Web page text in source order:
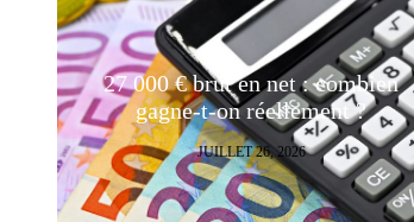
27 000 € brut en net : combien
gagne-t-on réellement ?
JUILLET 26, 2026